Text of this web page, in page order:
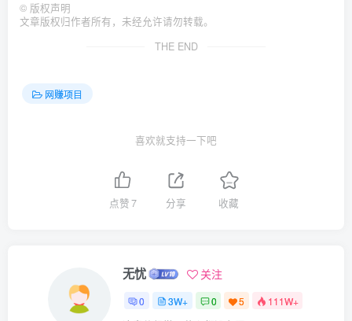
© 版权声明
文章版权归作者所有，未经允许请勿转载。
THE END
网赚项目
喜欢就支持一下吧
点赞7 分享 收藏
无忧 关注
0 3W+ 0 5 111W+